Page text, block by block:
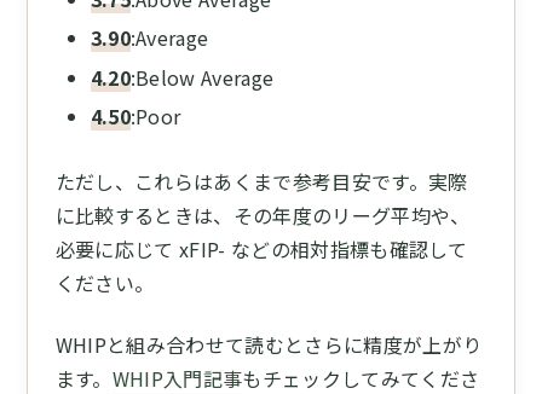
3.90:Average
4.20:Below Average
4.50:Poor
ただし、これらはあくまで参考目安です。実際
に比較するときは、その年度のリーグ平均や、
必要に応じて xFIP- などの相対指標も確認して
ください。
WHIPと組み合わせて読むとさらに精度が上がり
ます。 WHIP入門記事もチェックしてみてくださ